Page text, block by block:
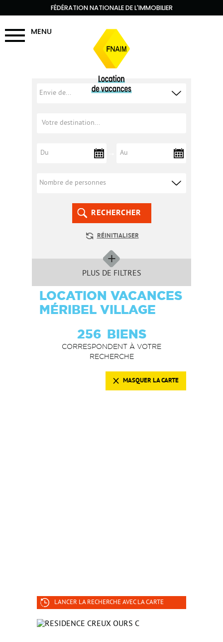
FÉDÉRATION NATIONALE DE L'IMMOBILIER
MENU
RECHERCHER
RÉINITIALISER
PLUS DE FILTRES
LOCATION VACANCES
MÉRIBEL VILLAGE
256 BIENS
CORRESPONDENT À VOTRE
RECHERCHE
MASQUER LA CARTE
LANCER LA RECHERCHE AVEC LA CARTE